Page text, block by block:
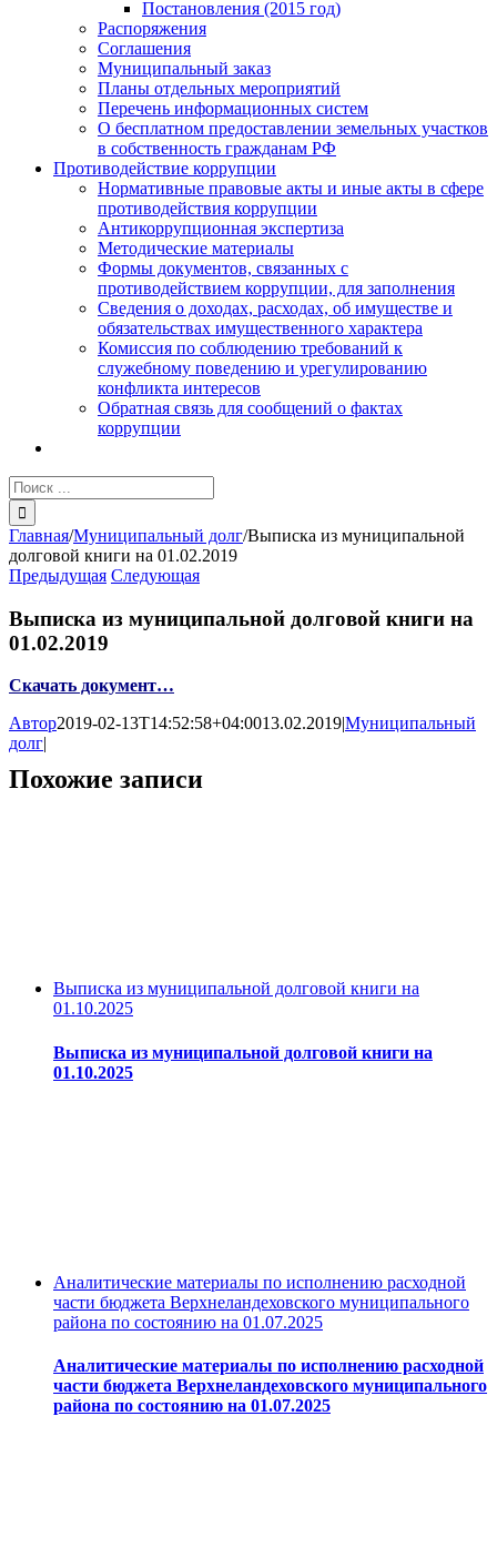
Постановления (2015 год)
Распоряжения
Соглашения
Муниципальный заказ
Планы отдельных мероприятий
Перечень информационных систем
О бесплатном предоставлении земельных участков
в собственность гражданам РФ
Противодействие коррупции
Нормативные правовые акты и иные акты в сфере
противодействия коррупции
Антикоррупционная экспертиза
Методические материалы
Формы документов, связанных с
противодействием коррупции, для заполнения
Сведения о доходах, расходах, об имуществе и
обязательствах имущественного характера
Комиссия по соблюдению требований к
служебному поведению и урегулированию
конфликта интересов
Обратная связь для сообщений о фактах
коррупции
Результат
поиска:
Главная/Муниципальный долг/Выписка из муниципальной
долговой книги на 01.02.2019
Предыдущая Следующая
Выписка из муниципальной долговой книги на
01.02.2019
Скачать документ…
Автор2019-02-13T14:52:58+04:0013.02.2019|Муниципальный
долг|
Похожие записи
Выписка из муниципальной долговой книги на
01.10.2025
Выписка из муниципальной долговой книги на
01.10.2025
Аналитические материалы по исполнению расходной
части бюджета Верхнеландеховского муниципального
района по состоянию на 01.07.2025
Аналитические материалы по исполнению расходной
части бюджета Верхнеландеховского муниципального
района по состоянию на 01.07.2025